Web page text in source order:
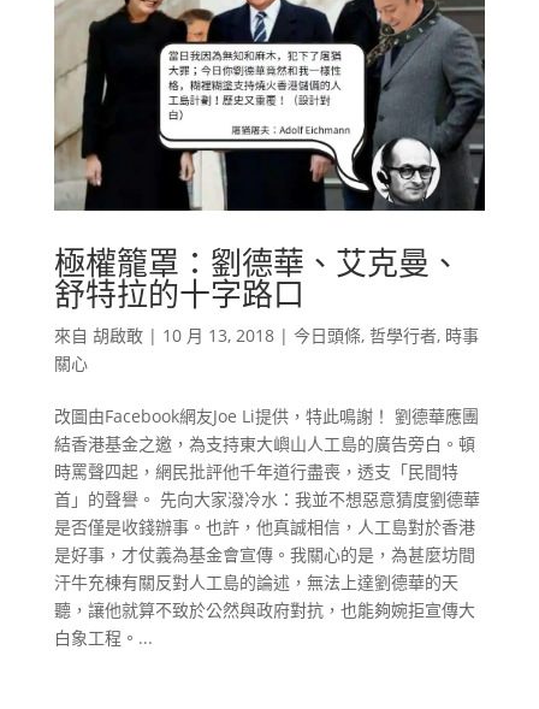
極權籠罩：劉德華、艾克曼、
舒特拉的十字路口
來自 胡啟敢| 10 月 13, 2018| 今日頭條, 哲學行者, 時事
關心
改圖由Facebook網友Joe Li提供，特此鳴謝！ 劉德華應團
結香港基金之邀，為支持東大嶼山人工島的廣告旁白。頓
時罵聲四起，網民批評他千年道行盡喪，透支「民間特
首」的聲譽。 先向大家潑冷水：我並不想惡意猜度劉德華
是否僅是收錢辦事。也許，他真誠相信，人工島對於香港
是好事，才仗義為基金會宣傳。我關心的是，為甚麼坊間
汗牛充棟有關反對人工島的論述，無法上達劉德華的天
聽，讓他就算不致於公然與政府對抗，也能夠婉拒宣傳大
白象工程。...